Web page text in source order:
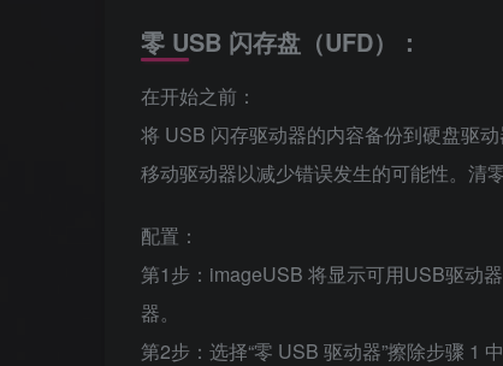
零 USB 闪存盘（UFD）：
在开始之前：
将 USB 闪存驱动器的内容备份到硬盘驱
移动驱动器以减少错误发生的可能性。清
配置：
第1步：imageUSB 将显示可用USB驱动
器。
第2步：选择“零 USB 驱动器”擦除步骤 1